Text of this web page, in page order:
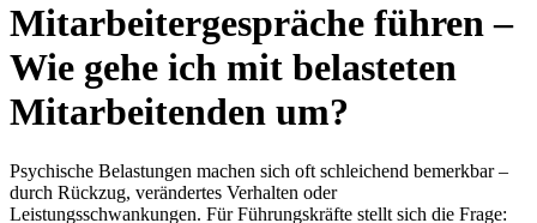
Mitarbeitergespräche führen–
Wie gehe ich mit belasteten
Mitarbeitenden um?
Psychische Belastungen machen sich oft schleichend bemerkbar –
durch Rückzug, verändertes Verhalten oder
Leistungsschwankungen. Für Führungskräfte stellt sich die Frage: